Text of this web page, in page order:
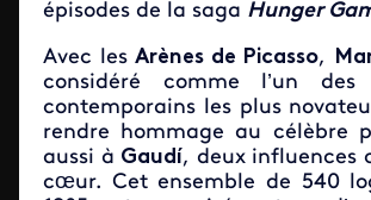
épisodes de la saga Hunger
Avec les Arènes de Picasso,
considéré comme l’un des
contemporains les plus
rendre hommage au célèbre
aussi à Gaudí, deux influences
cœur. Cet ensemble de 540